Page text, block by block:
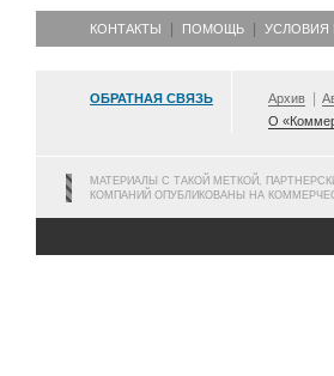
КОНТАКТЫ ПОМОЩЬ УСЛОВИЯ
ОБРАТНАЯ СВЯЗЬ Архив
О
МАТЕРИАЛЫ С ТАКОЙ МЕТКОЙ,
КОМПАНИЙ ОПУБЛИКОВАНЫ НА